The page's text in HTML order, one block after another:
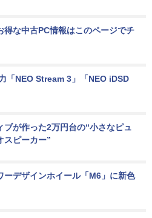
得な中古PC情報はこのページでチ
「NEO Stream 3」「NEO iDSD
ブが作った2万円台の“小さなピュ
スピーカー”
ーデザインホイール「M6」に新色